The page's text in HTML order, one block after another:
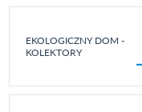
EKOLOGICZNY DOM -
KOLEKTORY